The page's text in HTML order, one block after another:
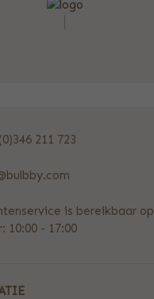
211 723
is bereikbaar
10:00 - 17:00